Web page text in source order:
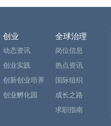
创业
动态资讯
创业实践
创新创业培养
创业孵化园
全球治理
岗位信息
热点资讯
国际组织
成长之路
求职指南